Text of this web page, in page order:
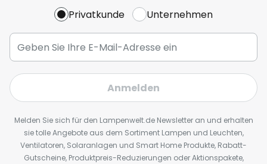
Privatkunde Unternehmen
Anmelden
Melden Sie sich für den Lampenwelt.de Newsletter an und erhalten
sie tolle Angebote aus dem Sortiment Lampen und Leuchten,
Ventilatoren, Solaranlagen und Smart Home Produkte, Rabatt-
Gutscheine, Produktpreis-Reduzierungen oder Aktionspakete,